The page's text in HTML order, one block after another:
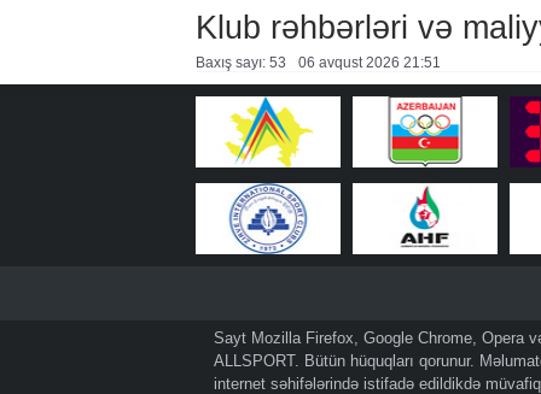
Klub rəhbərləri və
Baxış sayı: 53 06 avqust 2026 21:51
Sayt Mozilla Firefox, Google Chrome, Opera
ALLSPORT. Bütün hüquqları qorunur.
internet səhifələrində istifadə edildikdə